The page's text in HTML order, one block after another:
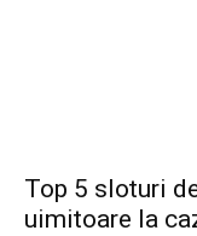
Top 5 sloturi
uimitoare la